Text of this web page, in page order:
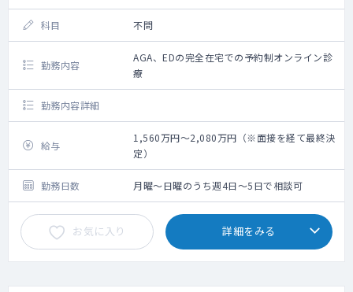
科目 不問
勤務内容
AGA、EDの完全在宅での予約制オンライン診
療
勤務内容詳細
給与
1,560万円～2,080万円（※面接を経て最終決
定）
勤務日数 月曜～日曜のうち週4日～5日で相談可
お気に入り 詳細をみる